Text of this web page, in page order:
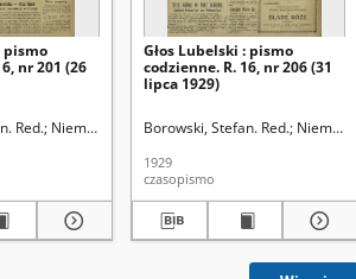
pismo
nr 201 (26
Red. Niemier, Michał. Red.
Głos Lubelski : pismo
codzienne. R. 16, nr 206 (31
lipca 1929)
Borowski, Stefan. Red. Niemier,
1929
czasopismo